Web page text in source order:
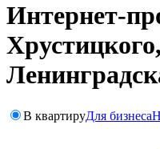
Интернет-
В квартируДля бизнеса